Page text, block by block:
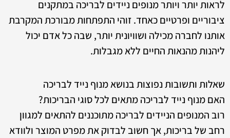
לראות יותר ויותר מנופים ניידים לבריכה במתקנים
ציבוריים ופרטיים כאחד. זוהי התפתחות מבורכת המקרבת
אותנו לחברה מכילה ושוויונית יותר, שבה כל אדם יכול
ליהנות מהנאות החיים ללא מגבלות.
שאלות ותשובות נפוצות בנושא מנוף נייד לבריכה
האם מנוף נייד לבריכה מתאים לכל סוגי הבריכות?
רוב המנופים הניידים לבריכה מתוכננים להתאים למגוון
רחב של בריכות, אך חשוב לבדוק את מפרט המוצר ולוודא